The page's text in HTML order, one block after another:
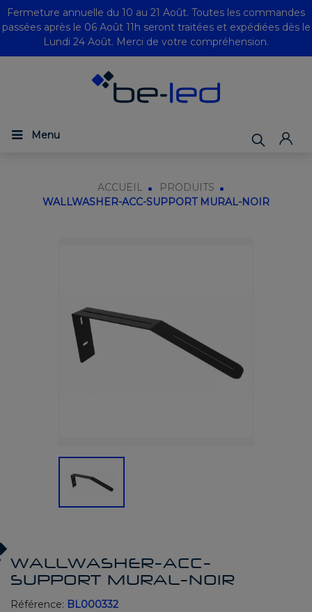
Fermeture annuelle du 10 au 21 Août. Toutes les commandes
passées après le 06 Août 11h seront traitées et expédiées dès le
Lundi 24 Août. Merci de votre compréhension.
Menu
ACCUEIL
PRODUITS
WALLWASHER-ACC-SUPPORT MURAL-NOIR
WALLWASHER-ACC-
SUPPORT MURAL-NOIR
Référence: BL000332